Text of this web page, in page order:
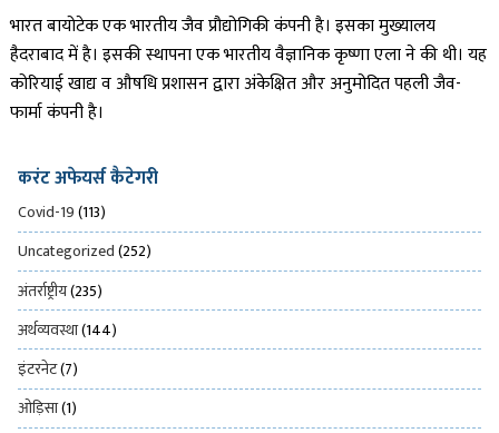
भारत बायोटेक एक भारतीय जैव प्रौद्योगिकी कंपनी है। इसका मुख्यालय
हैदराबाद में है। इसकी स्थापना एक भारतीय वैज्ञानिक कृष्णा एला ने की थी। यह
कोरियाई खाद्य व औषधि प्रशासन द्वारा अंकेक्षित और अनुमोदित पहली जैव-
फार्मा कंपनी है।
करंट अफेयर्स कैटेगरी
Covid-19(113)
Uncategorized(252)
अंतर्राष्ट्रीय(235)
अर्थव्यवस्था(144)
इंटरनेट(7)
ओड़िसा(1)